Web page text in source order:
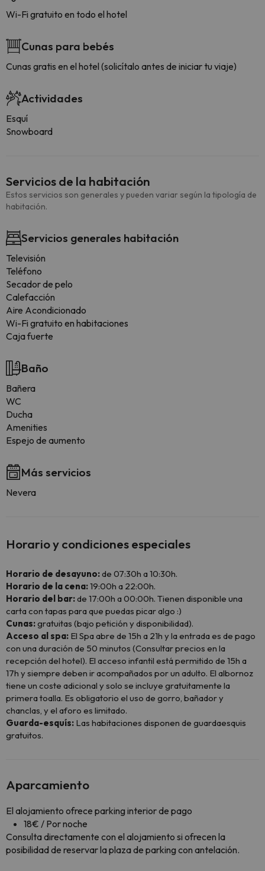
Wi-Fi gratuito en todo el hotel
Cunas para bebés
Cunas gratis en el hotel (solicítalo antes de iniciar tu viaje)
Actividades
Esquí
Snowboard
Servicios de la habitación
Estos servicios son generales y pueden variar según la tipología de
habitación.
Servicios generales habitación
Televisión
Teléfono
Secador de pelo
Calefacción
Aire Acondicionado
Wi-Fi gratuito en habitaciones
Caja fuerte
Baño
Bañera
WC
Ducha
Amenities
Espejo de aumento
Más servicios
Nevera
Horario y condiciones especiales
Horario de desayuno:de 07:30h a 10:30h.
Horario de la cena:19:00h a 22:00h.
Horario del bar:de 17:00h a 00:00h. Tienen disponible una
carta con tapas para que puedas picar algo :)
Cunas:gratuitas (bajo petición y disponibilidad).
Acceso al spa: El Spa abre de 15h a 21h y la entrada es de pago
con una duración de 50 minutos (Consultar precios en la
recepción del hotel). El acceso infantil está permitido de 15h a
17h y siempre deben ir acompañados por un adulto. El albornoz
tiene un coste adicional y solo se incluye gratuitamente la
primera toalla. Es obligatorio el uso de gorro, bañador y
chanclas, y el aforo es limitado.
Guarda-esquís: Las habitaciones disponen de guardaesquis
gratuitos.
Aparcamiento
El alojamiento ofrece parking interior de pago
18€ / Por noche
Consulta directamente con el alojamiento si ofrecen la
posibilidad de reservar la plaza de parking con antelación.